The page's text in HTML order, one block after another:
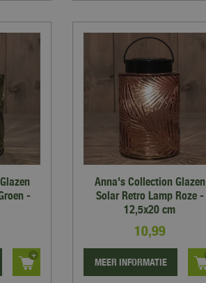
-
Anna's Collection Glazen
Solar Retro Lamp Roze -
12,5x20 cm
10,99
MEER INFORMATIE